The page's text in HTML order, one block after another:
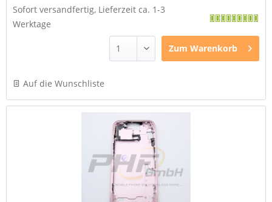
Sofort versandfertig, Lieferzeit ca. 1-3
Werktage
Zum Warenkorb
Auf die Wunschliste